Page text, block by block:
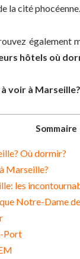
la cité phocéenne.
également
hôtels où
voir à
Sommaire
Où dormir?
Marseille?
les
Notre-Dame
Port